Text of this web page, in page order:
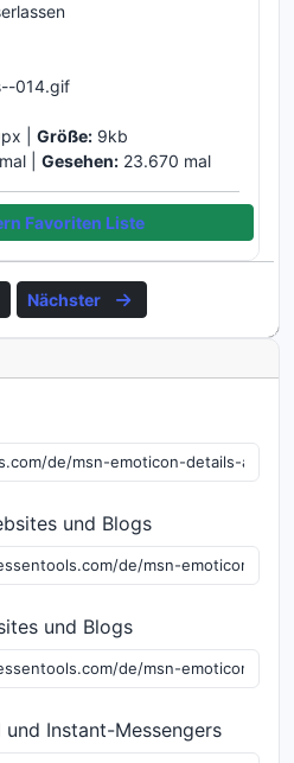
014.gif
| Größe: 9kb
| Gesehen: 23.670 mal
Favoriten Liste
Nächster
und Blogs
und Blogs
und Instant-Messengers